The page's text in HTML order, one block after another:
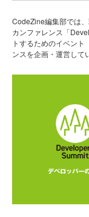
CodeZine編集部では
カンファレンス「
トするためのイベン
ンスを企画・運営して